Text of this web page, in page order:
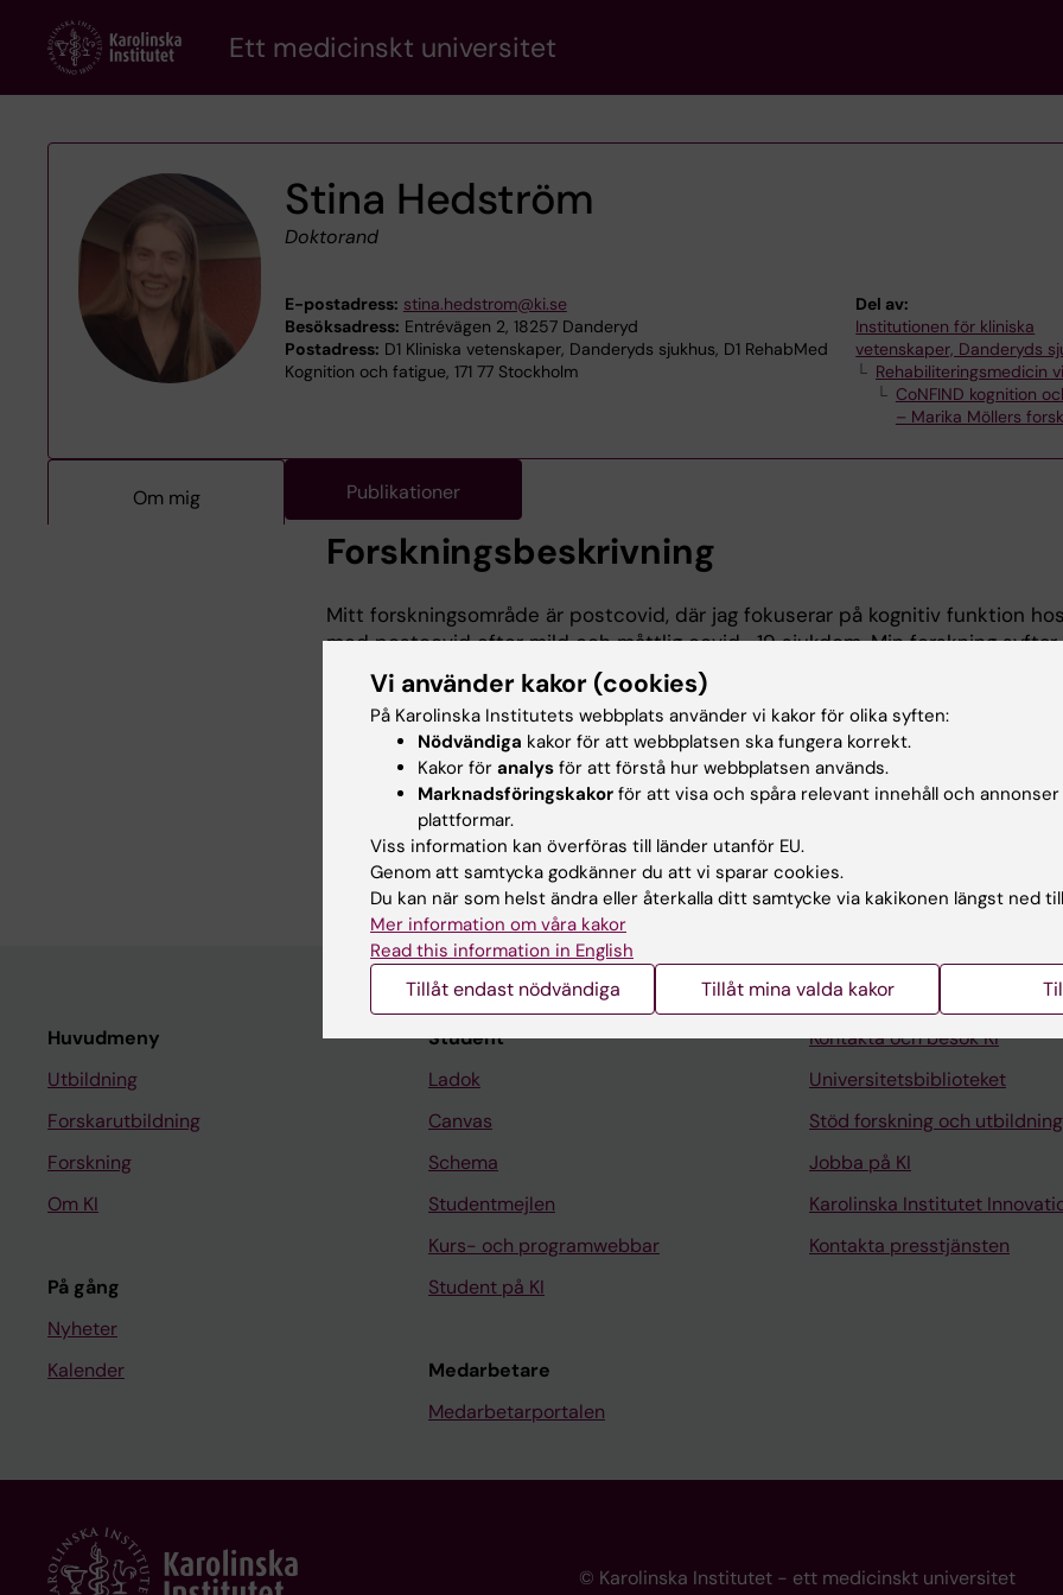
content
Ett medicinskt universitet
Stina Hedström
Doktorand
E-postadress: stina.hedstrom@ki.se
Besöksadress: Entrévägen 2, 18257 Danderyd
Postadress: D1 Kliniska vetenskaper, Danderyds sjukhus, D1 RehabMed
Kognition och fatigue, 171 77 Stockholm
Del av:
Institutionen för kliniska
vetenskaper, Danderyds
Rehabiliteringsmedicin
CoNFIND kognition
– Marika Möllers
Om mig Publikationer
Forskningsbeskrivning
Mitt forskningsområde är postcovid, där jag fokuserar på kognitiv funktion
med postcovid efter mild och måttlig covid -19 sjukdom. Min forskning
att beskriva vilka kognitiva effekter som kan kvarstå vid postcovid och hur
symptom utvecklas över tid.
Genom att sammaställa neuropsykologiska utredningsresultat för personer
postcovid och samarbeta med andra forskare kring funktionell MRI (functional
resonance imaging, fMRI) hoppas jag kunna rama in patientgruppens
förlängningen, bidra till mer effektiva vårdinsatser och därmed ökad
postcovid.
Huvudmeny
Utbildning
Forskarutbildning
Forskning
Om KI
På gång
Nyheter
Kalender
Student
Ladok
Canvas
Schema
Studentmejlen
Kurs- och programwebbar
Student på KI
Medarbetare
Medarbetarportalen
Kontakta och besök KI
Universitetsbiblioteket
Stöd forskning och utbildning
Jobba på KI
Karolinska Institutet
Kontakta presstjänsten
© Karolinska Institutet - ett medicinskt universitet
Vi använder kakor (cookies)
På Karolinska Institutets webbplats använder vi kakor för olika syften:
Nödvändiga kakor för att webbplatsen ska fungera korrekt.
Kakor för analys för att förstå hur webbplatsen används.
Marknadsföringskakor för att visa och spåra relevant innehåll och
plattformar.
Viss information kan överföras till länder utanför EU.
Genom att samtycka godkänner du att vi sparar cookies.
Du kan när som helst ändra eller återkalla ditt samtycke via kakikonen längst ned
Mer information om våra kakor
Read this information in English
Tillåt endast nödvändiga Tillåt mina valda kakor